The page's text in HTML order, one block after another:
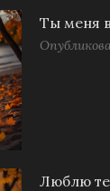
Ты меня
Люблю